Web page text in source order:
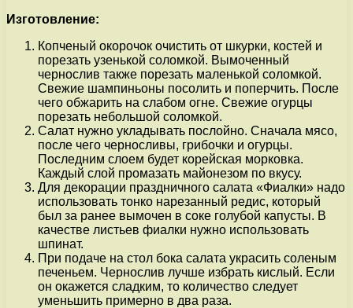
Изготовление:
Копченый окорочок очистить от шкурки, костей и
порезать узенькой соломкой. Вымоченный
чернослив также порезать маленькой соломкой.
Свежие шампиньоны посолить и поперчить. После
чего обжарить на слабом огне. Свежие огурцы
порезать небольшой соломкой.
Салат нужно укладывать послойно. Сначала мясо,
после чего черносливы, грибочки и огурцы.
Последним слоем будет корейская морковка.
Каждый слой промазать майонезом по вкусу.
Для декорации праздничного салата «Фиалки» надо
использовать тонко нарезанный редис, который
был за ранее вымочен в соке голубой капусты. В
качестве листьев фиалки нужно использовать
шпинат.
При подаче на стол бока салата украсить соленым
печеньем. Чернослив лучше избрать кислый. Если
он окажется сладким, то количество следует
уменьшить примерно в два раза.